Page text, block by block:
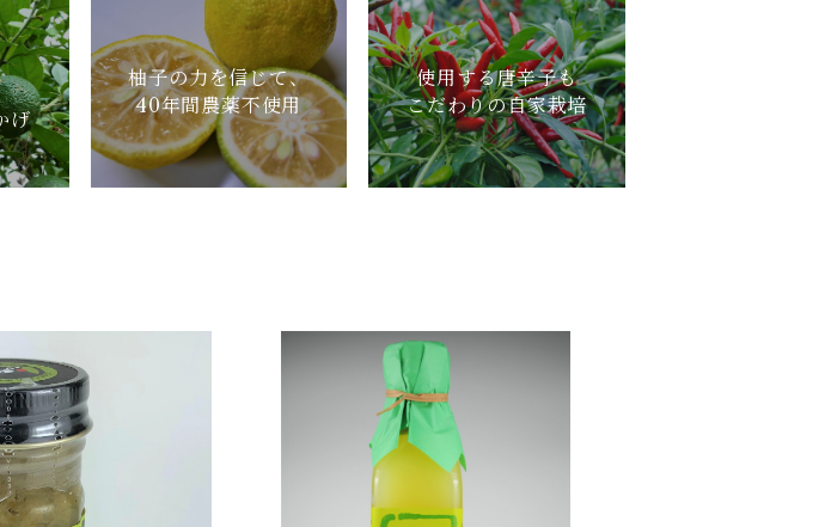
げ
柚子の力を信じて、
40年間農薬不使用
使用する唐辛子も
こだわりの自家栽培